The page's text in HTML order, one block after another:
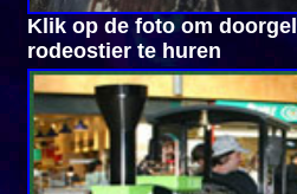
Klik op de foto om
rodeostier te huren